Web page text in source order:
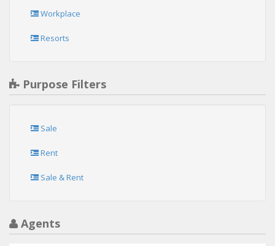
Workplace
Resorts
Purpose Filters
Sale
Rent
Sale & Rent
Agents